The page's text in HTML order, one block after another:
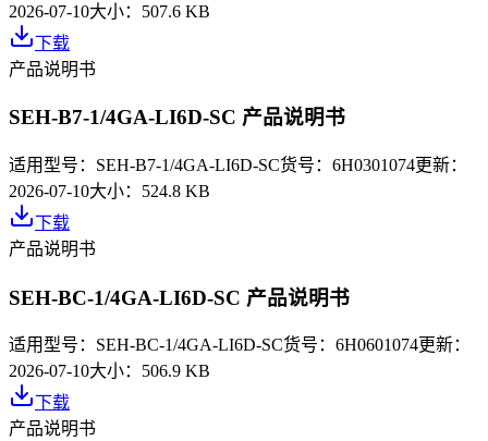
2026-07-10大小： 507.6 KB
下载
产品说明书
SEH-B7-1/4GA-LI6D-SC 产品说明书
适用型号： SEH-B7-1/4GA-LI6D-SC货号： 6H0301074更新：
2026-07-10大小： 524.8 KB
下载
产品说明书
SEH-BC-1/4GA-LI6D-SC 产品说明书
适用型号： SEH-BC-1/4GA-LI6D-SC货号： 6H0601074更新：
2026-07-10大小： 506.9 KB
下载
产品说明书